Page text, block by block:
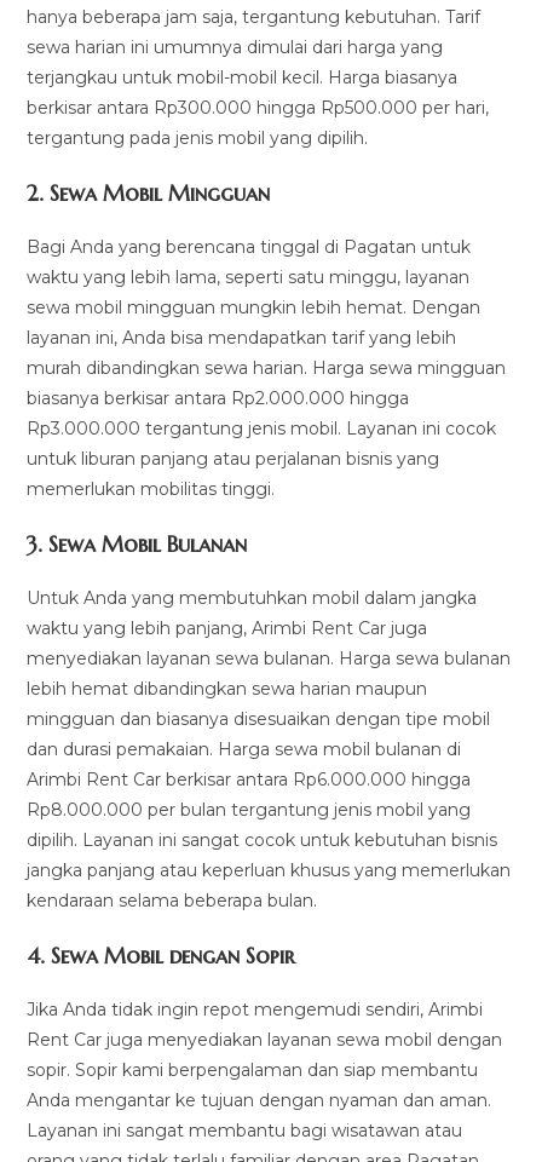
hanya beberapa jam saja, tergantung kebutuhan. Tarif
sewa harian ini umumnya dimulai dari harga yang
terjangkau untuk mobil-mobil kecil. Harga biasanya
berkisar antara Rp300.000 hingga Rp500.000 per hari,
tergantung pada jenis mobil yang dipilih.
2.Sewa Mobil Mingguan
Bagi Anda yang berencana tinggal di Pagatan untuk
waktu yang lebih lama, seperti satu minggu, layanan
sewa mobil mingguan mungkin lebih hemat. Dengan
layanan ini, Anda bisa mendapatkan tarif yang lebih
murah dibandingkan sewa harian. Harga sewa mingguan
biasanya berkisar antara Rp2.000.000 hingga
Rp3.000.000 tergantung jenis mobil. Layanan ini cocok
untuk liburan panjang atau perjalanan bisnis yang
memerlukan mobilitas tinggi.
3.Sewa Mobil Bulanan
Untuk Anda yang membutuhkan mobil dalam jangka
waktu yang lebih panjang, Arimbi Rent Car juga
menyediakan layanan sewa bulanan. Harga sewa bulanan
lebih hemat dibandingkan sewa harian maupun
mingguan dan biasanya disesuaikan dengan tipe mobil
dan durasi pemakaian. Harga sewa mobil bulanan di
Arimbi Rent Car berkisar antara Rp6.000.000 hingga
Rp8.000.000 per bulan tergantung jenis mobil yang
dipilih. Layanan ini sangat cocok untuk kebutuhan bisnis
jangka panjang atau keperluan khusus yang memerlukan
kendaraan selama beberapa bulan.
4.Sewa Mobil dengan Sopir
Jika Anda tidak ingin repot mengemudi sendiri, Arimbi
Rent Car juga menyediakan layanan sewa mobil dengan
sopir. Sopir kami berpengalaman dan siap membantu
Anda mengantar ke tujuan dengan nyaman dan aman.
Layanan ini sangat membantu bagi wisatawan atau